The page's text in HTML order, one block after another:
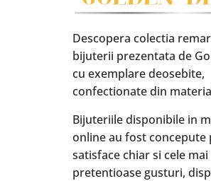
Descopera colectia
bijuterii prezentata de
cu exemplare deosebite,
confectionate din
Bijuteriile disponibile in
online au fost concepute
satisface chiar si cele mai
pretentioase gusturi,